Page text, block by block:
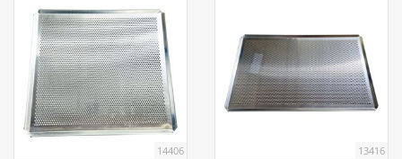
14406 13416